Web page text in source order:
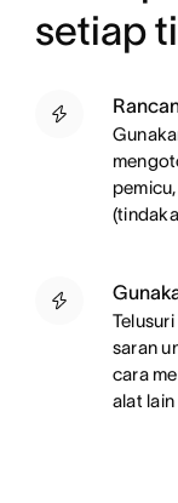
setiap
saran
cara
alat